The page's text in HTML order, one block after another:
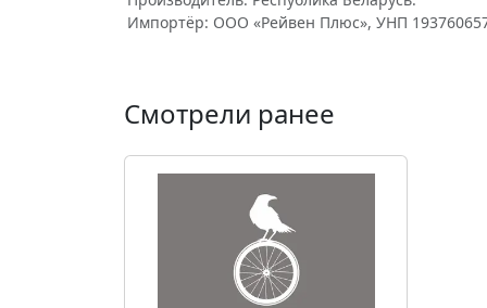
Импортёр: ООО «Рейвен Плюс», УНП
Смотрели ранее